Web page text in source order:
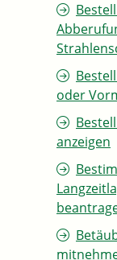
oder
anzeigen